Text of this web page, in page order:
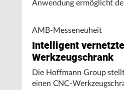
Anwendung ermöglicht
Energieverbrauch.
AMB-Messeneuheit
Intelligent
Werkzeugschrank
Die Hoffmann Group
einen CNC-